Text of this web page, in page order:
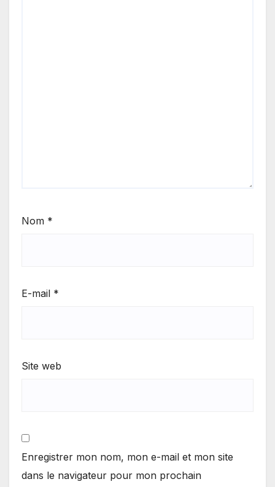
Nom *
E-mail *
Site web
Enregistrer mon nom, mon e-mail et mon site
dans le navigateur pour mon prochain